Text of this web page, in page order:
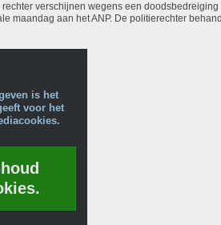
verschijnen wegens een
maandag aan het ANP. De politierechter
is het
voor het